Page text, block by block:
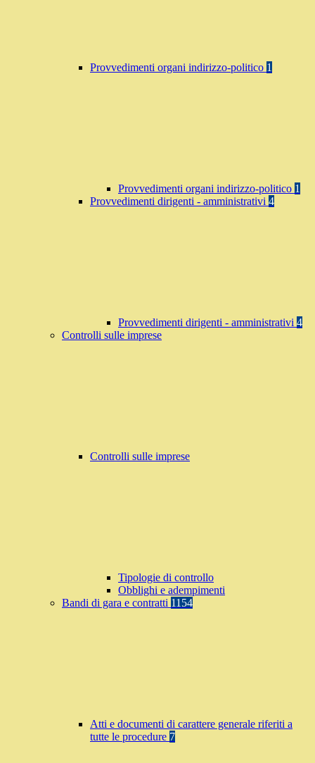
Provvedimenti organi indirizzo-politico 1
Provvedimenti organi indirizzo-politico 1
Provvedimenti dirigenti - amministrativi 4
Provvedimenti dirigenti - amministrativi 4
Controlli sulle imprese
Controlli sulle imprese
Tipologie di controllo
Obblighi e adempimenti
Bandi di gara e contratti 1154
Atti e documenti di carattere generale riferiti a
tutte le procedure 7